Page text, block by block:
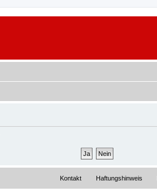
Haftungshinweis
Kontakt